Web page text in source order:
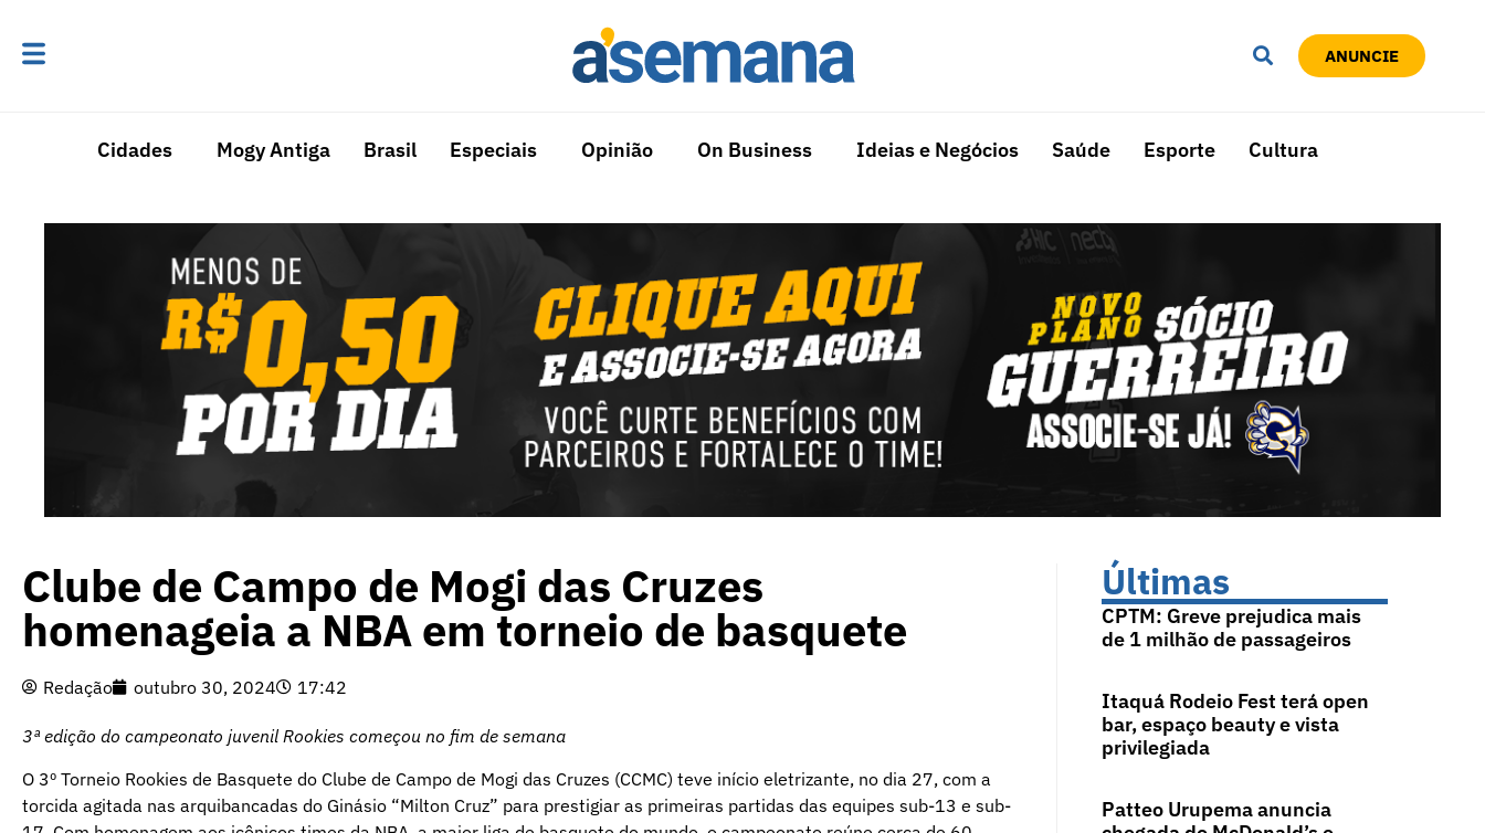
ANUNCIE
Cidades Mogy Antiga Brasil Especiais Opinião On Business Ideias e Negócios Saúde Esporte Cultura
Clube de Campo de Mogi das Cruzes
homenageia a NBA em torneio de basquete
Redação outubro 30, 2024 17:42
3ª edição do campeonato juvenil Rookies começou no fim de semana
O 3º Torneio Rookies de Basquete do Clube de Campo de Mogi das Cruzes (CCMC) teve início eletrizante, no dia 27, com a
torcida agitada nas arquibancadas do Ginásio “Milton Cruz” para prestigiar as primeiras partidas das equipes sub-13 e sub-
Últimas
CPTM: Greve prejudica mais
de 1 milhão de passageiros
Itaquá Rodeio Fest terá open
bar, espaço beauty e vista
privilegiada
Patteo Urupema anuncia